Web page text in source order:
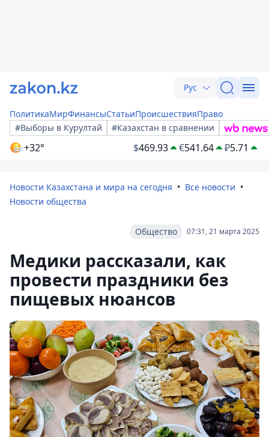
Рус
ПолитикаМирФинансыСтатьиПроисшествияПраво
#Выборы в Курултай
#Казахстан в сравнении
+32° $469.93 €541.64 ₽5.71
Новости Казахстана и мира на сегодня
Все новости
Новости общества
07:31, 21 марта 2025
Общество
Медики рассказали, как
провести праздники без
пищевых нюансов